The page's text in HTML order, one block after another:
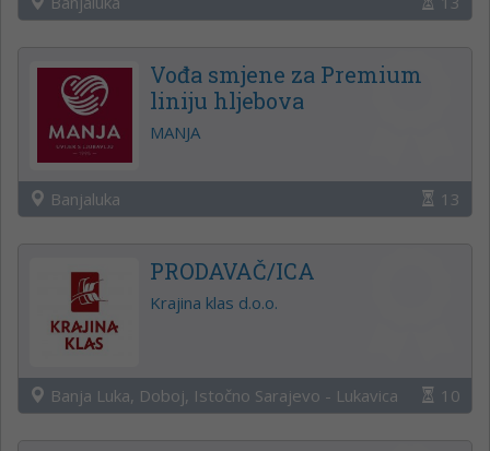
Vođa smjene za Premium
liniju hljebova
MANJA
Banjaluka 13
PRODAVAČ/ICA
Krajina klas d.o.o.
Banja Luka, Doboj, Istočno Sarajevo - Lukavica 10